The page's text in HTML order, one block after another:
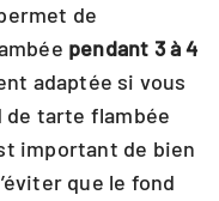
de
pendant 3 à 4
adaptée si vous
tarte flambée
important de bien
que le fond